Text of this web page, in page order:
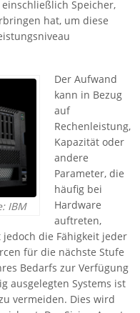
Speicher,
hat, um diese
IBM
Der Aufwand
kann in Bezug
auf
Rechenleistung,
Kapazität oder
andere
Parameter, die
häufig bei
Hardware
auftreten,
die Fähigkeit jeder
für die nächste Stufe
Bedarfs zur Verfügung
ausgelegten Systems ist
vermeiden. Dies wird